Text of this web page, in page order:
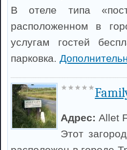
В отеле типа
расположенном в
услугам гостей
парковка.
Адрес: Allet
Этот